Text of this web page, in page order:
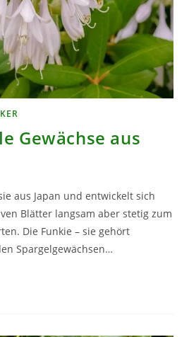
Gewächse aus
aus Japan und entwickelt sich
Blätter langsam aber stetig zum
Die Funkie – sie gehört
Spargelgewächsen…